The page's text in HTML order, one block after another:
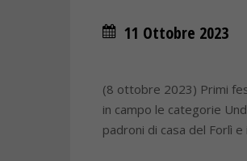
11 Ottobre 2023
(8 ottobre 2023) Primi
in campo le categorie
padroni di casa del Forlì e